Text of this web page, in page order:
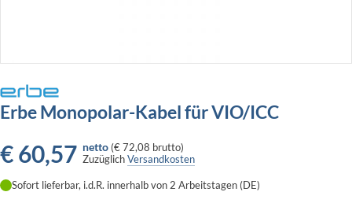
Erbe Monopolar-Kabel für VIO/ICC
€60,57 netto (€ 72,08 brutto)
ZuzüglichVersandkosten
Sofort lieferbar, i.d.R. innerhalb von 2 Arbeitstagen (DE)